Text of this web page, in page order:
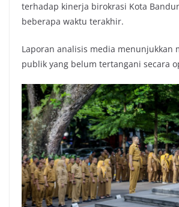
terhadap kinerja birokrasi Kota
beberapa waktu terakhir.
Laporan analisis media menunjukkan
publik yang belum tertangani secara